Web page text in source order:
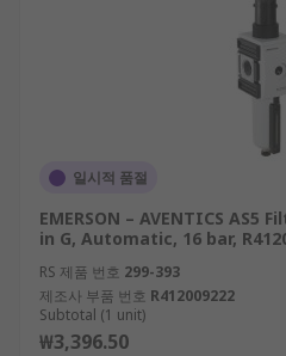
일시적 품절
EMERSON – AVENTICS AS5
in G, Automatic, 16 bar,
RS 제품 번호 299-393
제조사 부품 번호 R412009222
Subtotal (1 unit)
₩3,396.50